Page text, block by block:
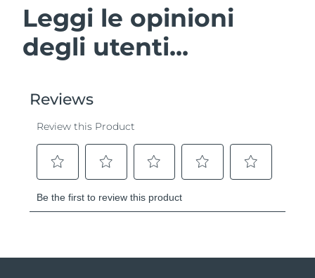
Leggi le opinioni
degli utenti...